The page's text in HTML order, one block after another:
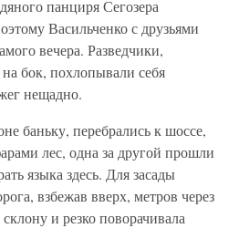
панциря Сегозера
Васильченко с друзьями
вечера. Разведчики,
на бок, похлопывали себя
нещадно.
баньку, перебрались к шоссе,
лес, одна за другой прошли
языка здесь. Для засады
взбежав вверх, метров через
и резко поворачивала